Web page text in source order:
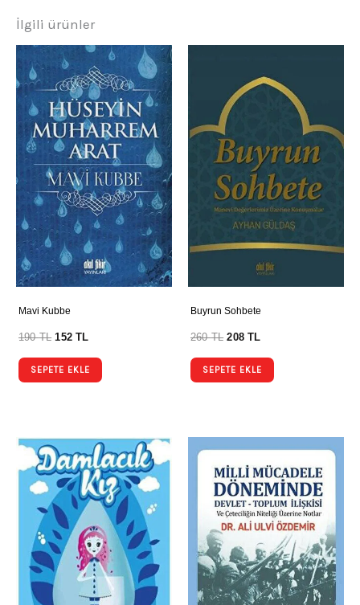
İlgili ürünler
Mavi Kubbe
190TL 152TL
SEPETE EKLE
Buyrun Sohbete
260TL 208TL
SEPETE EKLE